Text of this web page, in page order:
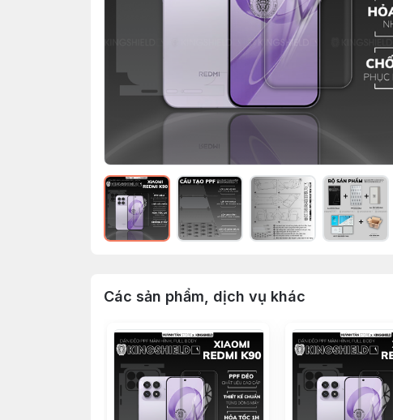
Các sản phẩm, dịch vụ khác